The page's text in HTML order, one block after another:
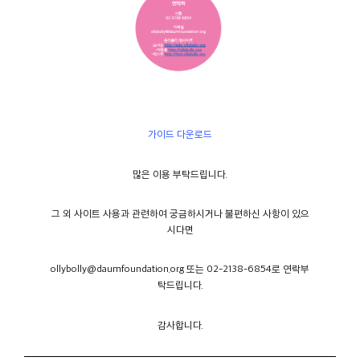
가이드 다운로드
많은 이용 부탁드립니다.
그 외 사이트 사용과 관련하여 궁금하시거나 불편하신 사항이 있으
시다면
ollybolly@daumfoundation.org 또는 02-2138-6854로 연락부
탁드립니다.
감사합니다.